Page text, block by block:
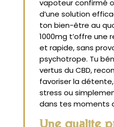
vapoteur confirmé
d’une solution
ton bien-être au
1000mg t’offre une
et rapide, sans
psychotrope. Tu
vertus du CBD,
favoriser la
stress ou
dans tes moments